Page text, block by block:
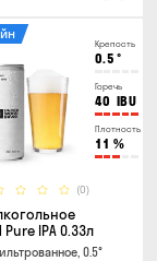
Крепость
0.5 °
Горечь
40 IBU
Плотность
11 %
(0)
IPA 0.33л
0.5°